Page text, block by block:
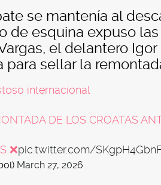
se mantenía al
de esquina expuso
el delantero
sellar la
internacional
DE LOS CROATAS
❌pic.twitter.com/
March 27, 2026